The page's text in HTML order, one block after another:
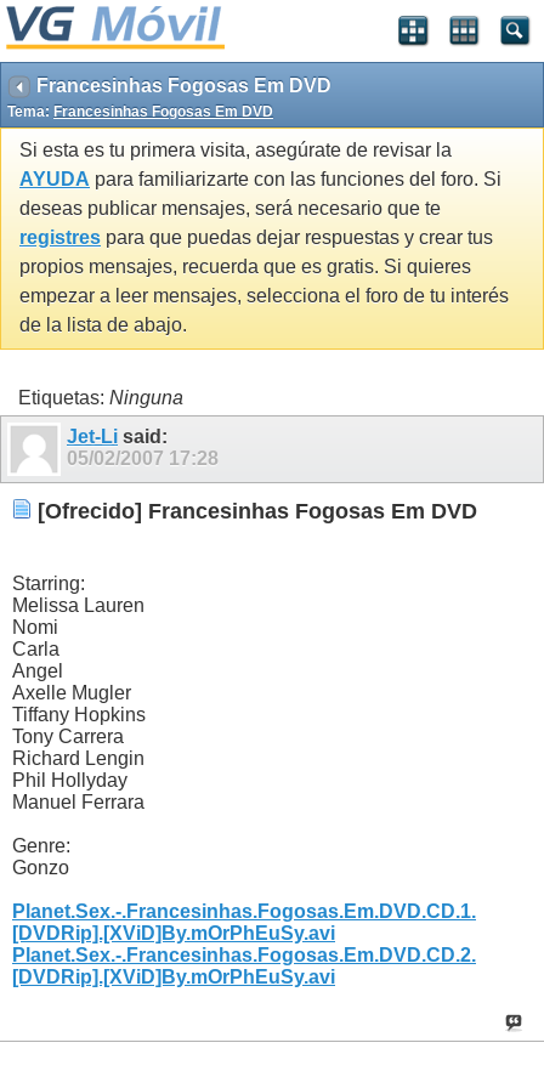
Francesinhas Fogosas Em DVD
Tema: Francesinhas Fogosas Em DVD
Si esta es tu primera visita, asegúrate de revisar la
AYUDA para familiarizarte con las funciones del foro. Si
deseas publicar mensajes, será necesario que te
registres para que puedas dejar respuestas y crear tus
propios mensajes, recuerda que es gratis. Si quieres
empezar a leer mensajes, selecciona el foro de tu interés
de la lista de abajo.
Etiquetas: Ninguna
Jet-Li said:
05/02/2007 17:28
[Ofrecido] Francesinhas Fogosas Em DVD
Starring:
Melissa Lauren
Nomi
Carla
Angel
Axelle Mugler
Tiffany Hopkins
Tony Carrera
Richard Lengin
Phil Hollyday
Manuel Ferrara
Genre:
Gonzo
Planet.Sex.-.Francesinhas.Fogosas.Em.DVD.CD.1.
[DVDRip].[XViD]By.mOrPhEuSy.avi
Planet.Sex.-.Francesinhas.Fogosas.Em.DVD.CD.2.
[DVDRip].[XViD]By.mOrPhEuSy.avi